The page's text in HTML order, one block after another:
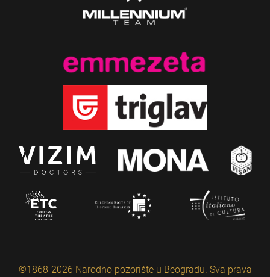
©1868-2026 Narodno pozorište u Beogradu. Sva prava